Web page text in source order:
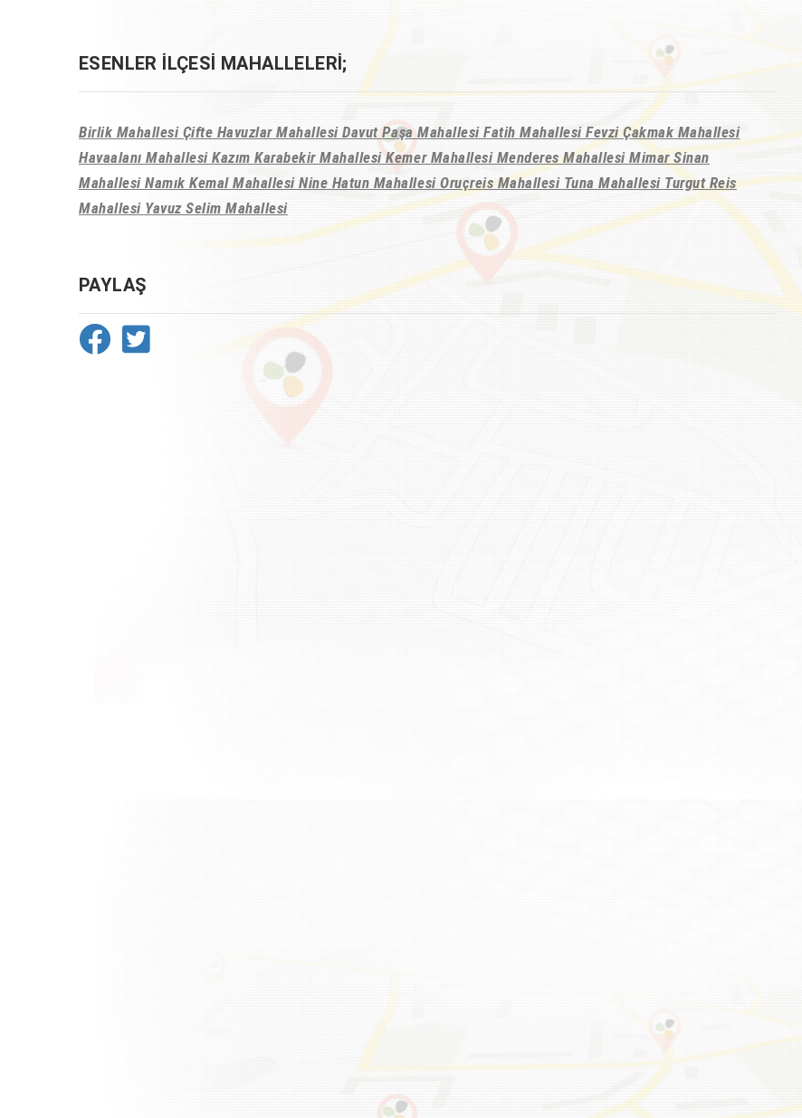
ESENLER İLÇESI MAHALLELERI;
Birlik Mahallesi Çifte Havuzlar Mahallesi Davut Paşa Mahallesi Fatih Mahallesi Fevzi Çakmak Mahallesi
Havaalanı Mahallesi Kazım Karabekir Mahallesi Kemer Mahallesi Menderes Mahallesi Mimar Sinan
Mahallesi Namık Kemal Mahallesi Nine Hatun Mahallesi Oruçreis Mahallesi Tuna Mahallesi Turgut Reis
Mahallesi Yavuz Selim Mahallesi
PAYLAŞ